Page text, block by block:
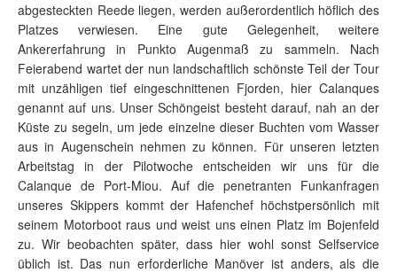
abgesteckten Reede liegen, werden außerordentlich höflich des
Platzes verwiesen. Eine gute Gelegenheit, weitere
Ankererfahrung in Punkto Augenmaß zu sammeln. Nach
Feierabend wartet der nun landschaftlich schönste Teil der Tour
mit unzähligen tief eingeschnittenen Fjorden, hier Calanques
genannt auf uns. Unser Schöngeist besteht darauf, nah an der
Küste zu segeln, um jede einzelne dieser Buchten vom Wasser
aus in Augenschein nehmen zu können. Für unseren letzten
Arbeitstag in der Pilotwoche entscheiden wir uns für die
Calanque de Port-Miou. Auf die penetranten Funkanfragen
unseres Skippers kommt der Hafenchef höchstpersönlich mit
seinem Motorboot raus und weist uns einen Platz im Bojenfeld
zu. Wir beobachten später, dass hier wohl sonst Selfservice
üblich ist. Das nun erforderliche Manöver ist anders, als die